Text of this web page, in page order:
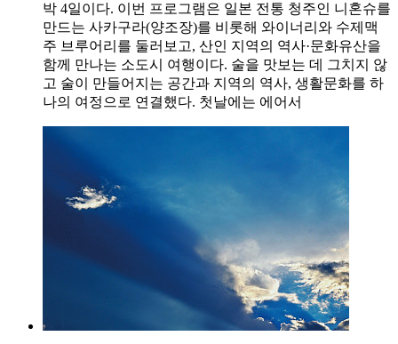
박 4일이다. 이번 프로그램은 일본 전통 청주인 니혼슈를
만드는 사카구라(양조장)를 비롯해 와이너리와 수제맥
주 브루어리를 둘러보고, 산인 지역의 역사·문화유산을
함께 만나는 소도시 여행이다. 술을 맛보는 데 그치지 않
고 술이 만들어지는 공간과 지역의 역사, 생활문화를 하
나의 여정으로 연결했다. 첫날에는 에어서